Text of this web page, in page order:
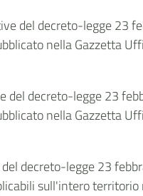
del decreto-legge 23
nella Gazzetta
del decreto-legge 23
nella Gazzetta
decreto-legge 23
sull'intero territorio